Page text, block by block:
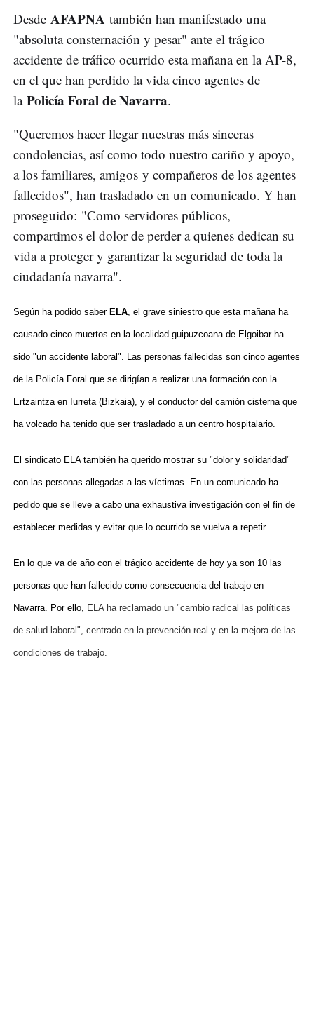
Desde AFAPNA también han manifestado una
"absoluta consternación y pesar" ante el trágico
accidente de tráfico ocurrido esta mañana en la AP-8,
en el que han perdido la vida cinco agentes de
la Policía Foral de Navarra.
"Queremos hacer llegar nuestras más sinceras
condolencias, así como todo nuestro cariño y apoyo,
a los familiares, amigos y compañeros de los agentes
fallecidos", han trasladado en un comunicado. Y han
proseguido: "Como servidores públicos,
compartimos el dolor de perder a quienes dedican su
vida a proteger y garantizar la seguridad de toda la
ciudadanía navarra".
Según ha podido saber ELA, el grave siniestro que esta mañana ha
causado cinco muertos en la localidad guipuzcoana de Elgoibar ha
sido "un accidente laboral". Las personas fallecidas son cinco agentes
de la Policía Foral que se dirigían a realizar una formación con la
Ertzaintza en Iurreta (Bizkaia), y el conductor del camión cisterna que
ha volcado ha tenido que ser trasladado a un centro hospitalario.
El sindicato ELA también ha querido mostrar su "dolor y solidaridad"
con las personas allegadas a las víctimas. En un comunicado ha
pedido que se lleve a cabo una exhaustiva investigación con el fin de
establecer medidas y evitar que lo ocurrido se vuelva a repetir.
En lo que va de año con el trágico accidente de hoy ya son 10 las
personas que han fallecido como consecuencia del trabajo en
Navarra. Por ello, ELA ha reclamado un "cambio radical las políticas
de salud laboral", centrado en la prevención real y en la mejora de las
condiciones de trabajo.